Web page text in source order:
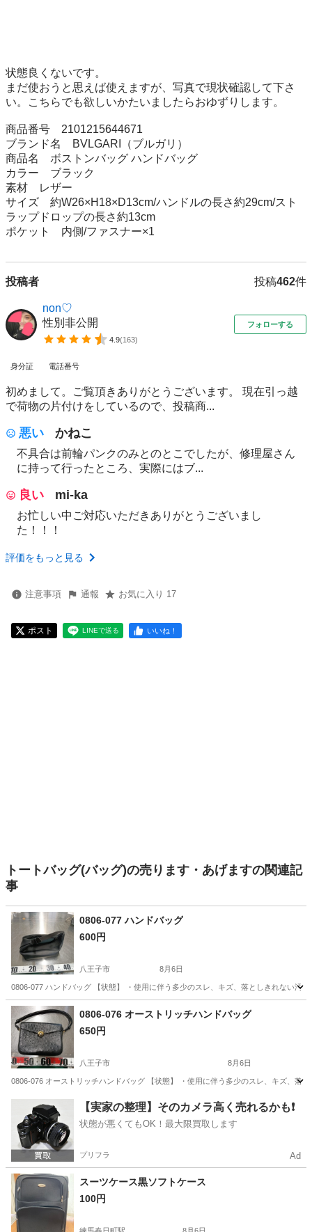
状態良くないです。
まだ使おうと思えば使えますが、写真で現状確認して下さ
い。こちらでも欲しいかたいましたらおゆずりします。
商品番号	2101215644671
ブランド名	BVLGARI（ブルガリ）
商品名	ボストンバッグ ハンドバッグ
カラー	ブラック
素材	レザー
サイズ	約W26×H18×D13cm/ハンドルの長さ約29cm/スト
ラップドロップの長さ約13cm
ポケット	内側/ファスナー×1
投稿者 投稿462件
non♡
性別非公開
4.9(163)
フォローする
身分証 電話番号
初めまして。ご覧頂きありがとうございます。 現在引っ越
で荷物の片付けをしているので、投稿商...
悪い かねこ
不具合は前輪パンクのみとのとこでしたが、修理屋さん
に持って行ったところ、実際にはブ...
良い mi-ka
お忙しい中ご対応いただきありがとうございまし
た！！！
評価をもっと見る
注意事項 通報 お気に入り 17
ポスト LINEで送る いいね！
トートバッグ(バッグ)の売ります・あげますの関連記
事
0806-077 ハンドバッグ
600円
八王子市 8月6日
0806-077 ハンドバッグ 【状態】 ・使用に伴う多少のスレ、キズ、落としきれない
東京 八王子市 0806-076 オーストリッチハンドバッグ
650円
八王子市 8月6日
0806-076 オーストリッチハンドバッグ 【状態】 ・使用に伴う多少のスレ、キズ、
バッグ オーストリッチ
【実家の整理】そのカメラ高く売れるかも❗️
状態が悪くてもOK！最大限買取します
プリフラ Ad
スーツケース黒ソフトケース
100円